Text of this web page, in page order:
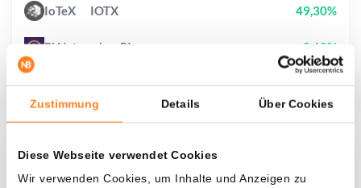
Zustimmung Details Über Cookies
Diese Webseite verwendet Cookies
Wir verwenden Cookies, um Inhalte und Anzeigen zu
Was, wenn ich...?
IoTeX IOTX 49,30%
Pi Network PI 0,60%
Pump.fun PUMP 11,10%